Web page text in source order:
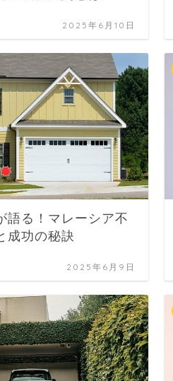
2025年6月10日
語る！マレーシア不
成功の秘訣
2025年6月9日